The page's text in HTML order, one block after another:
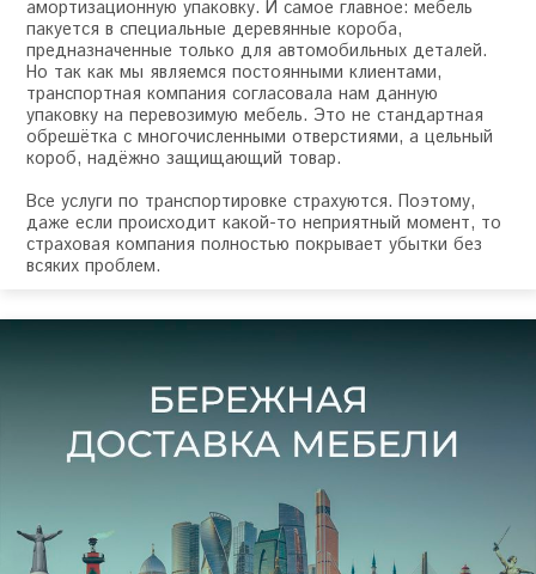
амортизационную упаковку. И самое главное: мебель
пакуется в специальные деревянные короба,
предназначенные только для автомобильных деталей.
Но так как мы являемся постоянными клиентами,
транспортная компания согласовала нам данную
упаковку на перевозимую мебель. Это не стандартная
обрешётка с многочисленными отверстиями, а цельный
короб, надёжно защищающий товар.
Все услуги по транспортировке страхуются. Поэтому,
даже если происходит какой-то неприятный момент, то
страховая компания полностью покрывает убытки без
всяких проблем.